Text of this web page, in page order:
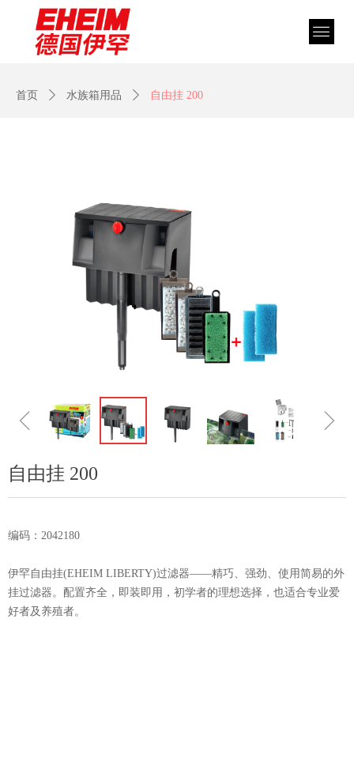
首页 ꄲ 水族箱用品 ꄲ 自由挂 200
ꁆ ꁇ
自由挂 200
编码：2042180
伊罕自由挂(EHEIM LIBERTY)过滤器——精巧、强劲、使用简易的外
挂过滤器。配置齐全，即装即用，初学者的理想选择，也适合专业爱
好者及养殖者。